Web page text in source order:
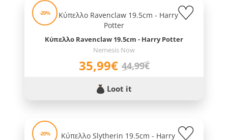
-20%
Κύπελλο Ravenclaw 19.5cm - Harry Potter
Nemesis Now
35,99€ 44,99€
Loot it
-20%